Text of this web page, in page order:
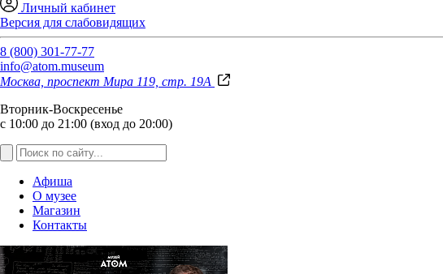
Личный кабинет
Версия для слабовидящих
8 (800) 301-77-77
info@atom.museum
Москва, проспект Мира 119, стр. 19А
Вторник-Воскресенье
с 10:00 до 21:00 (вход до 20:00)
Афиша
О музее
Магазин
Контакты